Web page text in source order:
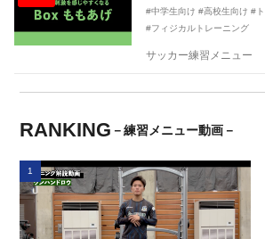
#中学生向け #高校生向け #
#フィジカルトレーニング
サッカー練習メニュー
RANKING －練習メニュー動画－
1